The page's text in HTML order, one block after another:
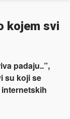
kojem svi
padaju..”,
su koji se